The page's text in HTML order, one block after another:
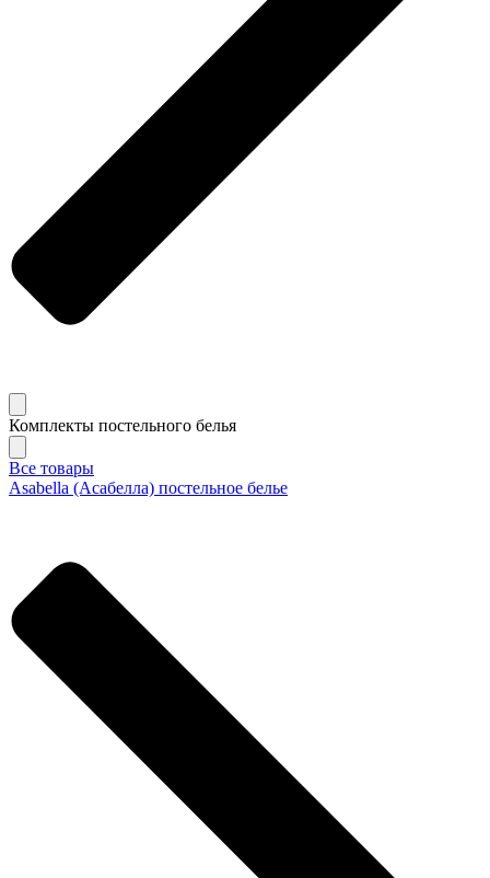
Комплекты постельного белья
Все товары
Asabella (Асабелла) постельное белье